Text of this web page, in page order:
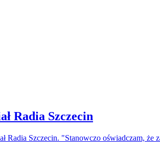
Radia Szczecin
Radia Szczecin. "Stanowczo oświadczam,